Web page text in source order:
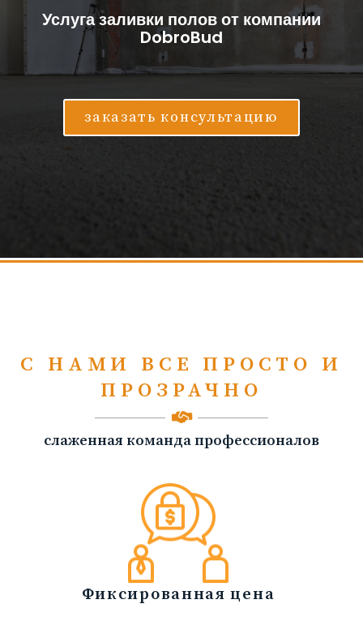
Услуга заливки полов от компании
DobroBud
заказать консультацию
С НАМИ ВСЕ ПРОСТО И
ПРОЗРАЧНО
слаженная команда профессионалов
Фиксированная цена